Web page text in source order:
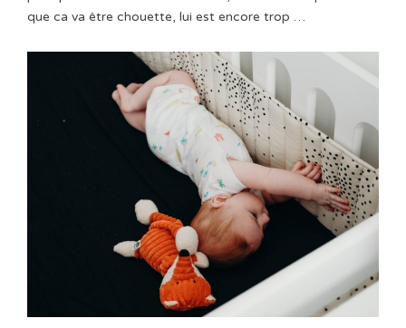
que ca va être chouette, lui est encore trop …